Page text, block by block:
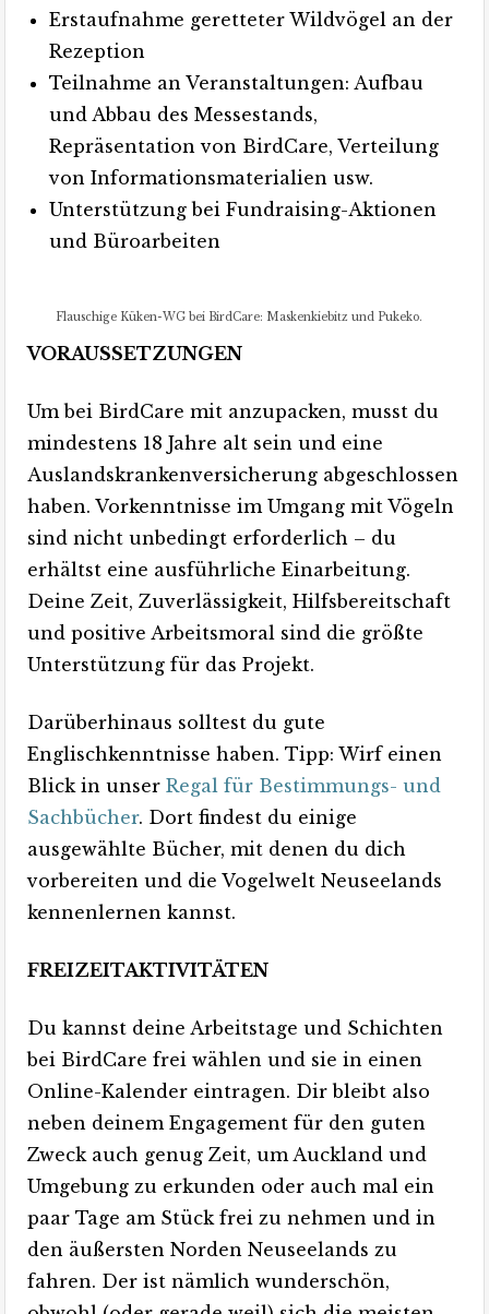
Erstaufnahme geretteter Wildvögel an der
Rezeption
Teilnahme an Veranstaltungen: Aufbau
und Abbau des Messestands,
Repräsentation von BirdCare, Verteilung
von Informationsmaterialien usw.
Unterstützung bei Fundraising-Aktionen
und Büroarbeiten
Flauschige Küken-WG bei BirdCare: Maskenkiebitz und Pukeko.
VORAUSSETZUNGEN
Um bei BirdCare mit anzupacken, musst du
mindestens 18 Jahre alt sein und eine
Auslandskrankenversicherung abgeschlossen
haben. Vorkenntnisse im Umgang mit Vögeln
sind nicht unbedingt erforderlich – du
erhältst eine ausführliche Einarbeitung.
Deine Zeit, Zuverlässigkeit, Hilfsbereitschaft
und positive Arbeitsmoral sind die größte
Unterstützung für das Projekt.
Darüberhinaus solltest du gute
Englischkenntnisse haben. Tipp: Wirf einen
Blick in unserRegal für Bestimmungs- und
Sachbücher. Dort findest du einige
ausgewählte Bücher, mit denen du dich
vorbereiten und die Vogelwelt Neuseelands
kennenlernen kannst.
FREIZEITAKTIVITÄTEN
Du kannst deine Arbeitstage und Schichten
bei BirdCare frei wählen und sie in einen
Online-Kalender eintragen. Dir bleibt also
neben deinem Engagement für den guten
Zweck auch genug Zeit, um Auckland und
Umgebung zu erkunden oder auch mal ein
paar Tage am Stück frei zu nehmen und in
den äußersten Norden Neuseelands zu
fahren. Der ist nämlich wunderschön,